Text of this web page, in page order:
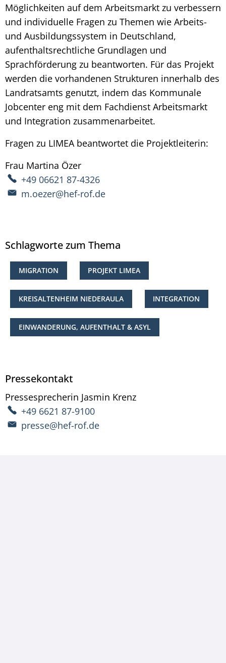
Möglichkeiten auf dem Arbeitsmarkt zu verbessern
und individuelle Fragen zu Themen wie Arbeits-
und Ausbildungssystem in Deutschland,
aufenthaltsrechtliche Grundlagen und
Sprachförderung zu beantworten. Für das Projekt
werden die vorhandenen Strukturen innerhalb des
Landratsamts genutzt, indem das Kommunale
Jobcenter eng mit dem Fachdienst Arbeitsmarkt
und Integration zusammenarbeitet.
Fragen zu LIMEA beantwortet die Projektleiterin:
Frau Martina Özer
+49 06621 87-4326
m.oezer@hef-rof.de
Schlagworte zum Thema
MIGRATION PROJEKT LIMEA
KREISALTENHEIM NIEDERAULA INTEGRATION
EINWANDERUNG, AUFENTHALT & ASYL
Pressekontakt
Pressesprecherin Jasmin Krenz
+49 6621 87-9100
presse@hef-rof.de